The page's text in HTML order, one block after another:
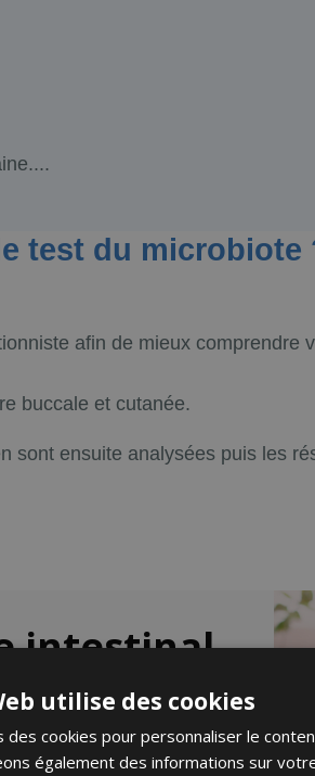
test du microbiote
afin de mieux comprendre
buccale et cutanée.
sont ensuite analysées puis les
intestinal
à votre
utilise des cookies
des cookies pour personnaliser le
également des informations sur